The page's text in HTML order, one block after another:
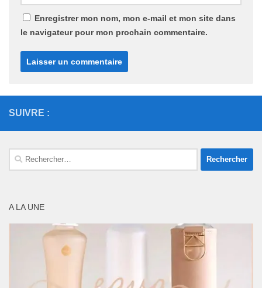
Enregistrer mon nom, mon e-mail et mon site dans
le navigateur pour mon prochain commentaire.
SUIVRE :
Rechercher :
A LA UNE